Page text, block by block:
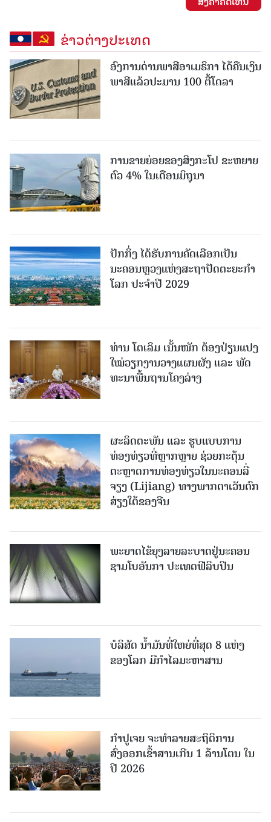
ຂ່າວຕ່າງປະເທດ
ອົງການດ່ານພາສີອາເມຣິກາ ໄດ້ຄືນເງິນ
ພາສີແລ້ວປະມານ 100 ຕື້ໂດລາ
ການຂາຍຍ່ອຍຂອງສິງກະໂປ ຂະຫຍາຍ
ຕົວ 4% ໃນເດືອນມິຖຸນາ
ປັກກິ່ງ ໄດ້ຮັບການຄັດເລືອກເປັນ
ນະຄອນຫຼວງແຫ່ງສະຖາປັດຕະຍະກຳ
ໂລກ ປະຈຳປີ 2029
ທ່ານ ໂຕ​ເລິມ ເນັ້ນໜັກ ຕ້ອງ​ປ່ຽນ​ແປງ​
ໃໝ່​ວຽກ​ງານ​ວາງ​ແຜນ​ຜັງ ແລະ ​ພັດ​
ທະ​ນາ​ພື້ນ​ຖານ​ໂຄງ​ລ່າງ
ຜະລິດຕະພັນ ແລະ ຮູບແບບການ
ທ່ອງທ່ຽວທີ່ຫຼາກຫຼາຍ ຊ່ວຍກະຕຸ້ນ
ຕະຫຼາດການທ່ອງທ່ຽວໃນນະຄອນລີ່
ຈຽງ (Lijiang) ທາງພາກຕາເວັນຕົກ
ສ່ຽງໃຕ້ຂອງຈີນ
ພະຍາດໄຂ້ຍຸງລາຍລະບາດຢູ່ນະຄອນ
ຊາມໂບ​ອັນກາ ປະເທດຟີລິບປິນ
ບໍລິສັດ ນ້ຳມັນທີ່ໃຫຍ່ທີ່ສຸດ 8 ແຫ່ງ
ຂອງໂລກ ມີກຳໄລມະຫາສານ
ກຳປູເຈຍ ຈະທຳລາຍສະຖິຕິການ
ສົ່ງອອກເຂົ້າສານເກີນ 1 ລ້ານໂຕນ ໃນ
ປີ 2026